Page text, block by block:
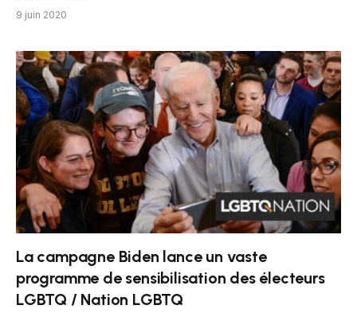
9 juin 2020
La campagne Biden lance un vaste
programme de sensibilisation des électeurs
LGBTQ / Nation LGBTQ